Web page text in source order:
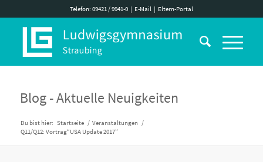
Telefon: 09421 / 9941-0| E-Mail| Eltern-Portal
Blog - Aktuelle Neuigkeiten
Du bist hier: Startseite / Veranstaltungen /
Q11/Q12: Vortrag“USA Update 2017″